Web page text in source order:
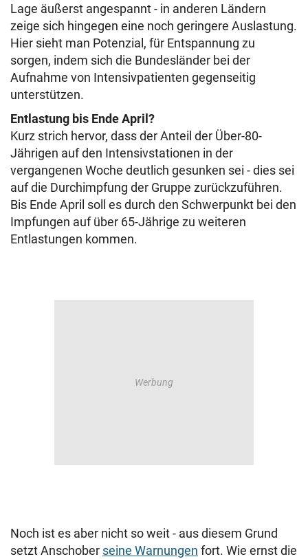
Lage äußerst angespannt - in anderen Ländern
zeige sich hingegen eine noch geringere Auslastung.
Hier sieht man Potenzial, für Entspannung zu
sorgen, indem sich die Bundesländer bei der
Aufnahme von Intensivpatienten gegenseitig
unterstützen.
Entlastung bis Ende April?
Kurz strich hervor, dass der Anteil der Über-80-
Jährigen auf den Intensivstationen in der
vergangenen Woche deutlich gesunken sei - dies sei
auf die Durchimpfung der Gruppe zurückzuführen.
Bis Ende April soll es durch den Schwerpunkt bei den
Impfungen auf über 65-Jährige zu weiteren
Entlastungen kommen.
Noch ist es aber nicht so weit - aus diesem Grund
setzt Anschober seine Warnungen fort. Wie ernst die